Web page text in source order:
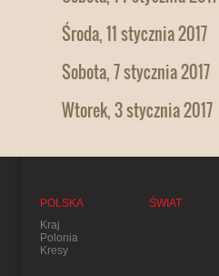
Środa, 11 stycznia 2017
Sobota, 7 stycznia 2017
Wtorek, 3 stycznia 2017
POLSKA
Kraj
Polonia
Kresy
ŚWIAT